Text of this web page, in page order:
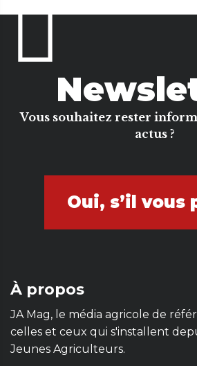
Vous souhaitez rester
actus ?
Oui, s’il vous
À propos
JA Mag, le média agricole de
celles et ceux qui s'installent
Jeunes Agriculteurs.